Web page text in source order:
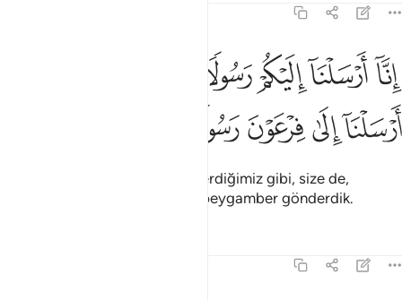
انا ارسلنا اليكم رسولا شاهدا عليكم كما ارسلنا الى فرعون رسولا ١٥
إِنَّآ أَرْسَلْنَآ إِلَيْكُمْ رَسُولًۭا شَـٰهِدًا عَلَيْكُمْ كَمَآ أَرْسَلْنَآ إِلَىٰ فِرْعَوْنَ
ﲠﲡﲢﲣ
ﲧﲨﲩﲪ
Firavun'a bir peygamber gönderdiğimiz gibi, size de,
hakkınızda şahidlik edecek bir peygamber gönderdik.